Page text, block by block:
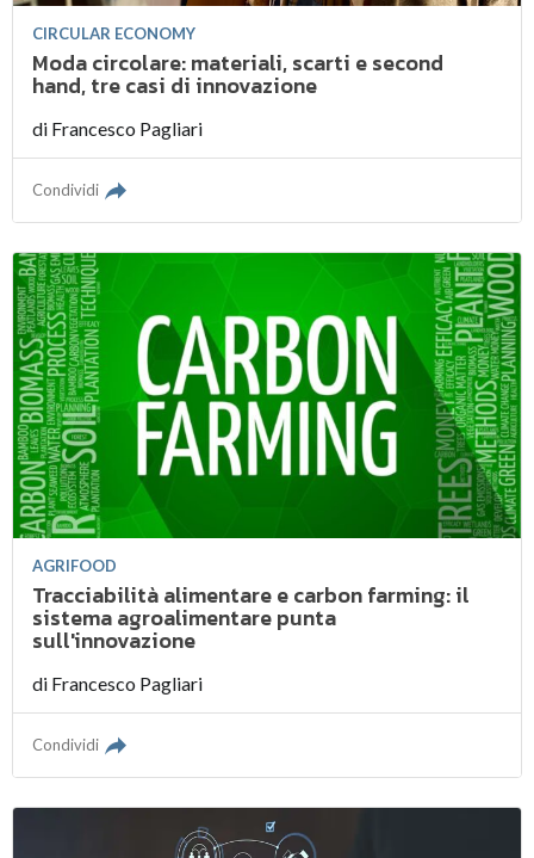
CIRCULAR ECONOMY
Moda circolare: materiali, scarti e second
hand, tre casi di innovazione
di Francesco Pagliari
Condividi
AGRIFOOD
Tracciabilità alimentare e carbon farming: il
sistema agroalimentare punta
sull'innovazione
di Francesco Pagliari
Condividi